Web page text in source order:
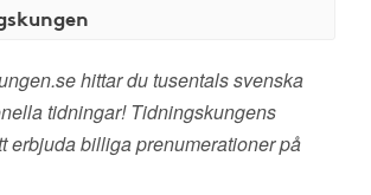
hittar du tusentals svenska
tidningar! Tidningskungens
erbjuda billiga prenumerationer på